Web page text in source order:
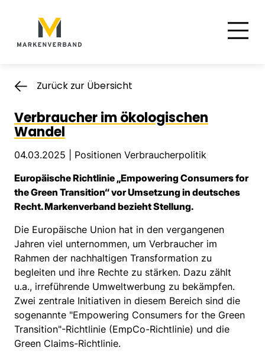
Hauptnavigation
Zurück zur Übersicht
Verbraucher im ökologischen
Wandel
04.03.2025 | Positionen Verbraucherpolitik
Europäische Richtlinie „Empowering Consumers for
the Green Transition“ vor Umsetzung in deutsches
Recht. Markenverband bezieht Stellung.
Die Europäische Union hat in den vergangenen
Jahren viel unternommen, um Verbraucher im
Rahmen der nachhaltigen Transformation zu
begleiten und ihre Rechte zu stärken. Dazu zählt
u.a., irreführende Umweltwerbung zu bekämpfen.
Zwei zentrale Initiativen in diesem Bereich sind die
sogenannte "Empowering Consumers for the Green
Transition"-Richtlinie (EmpCo-Richtlinie) und die
Green Claims-Richtlinie.